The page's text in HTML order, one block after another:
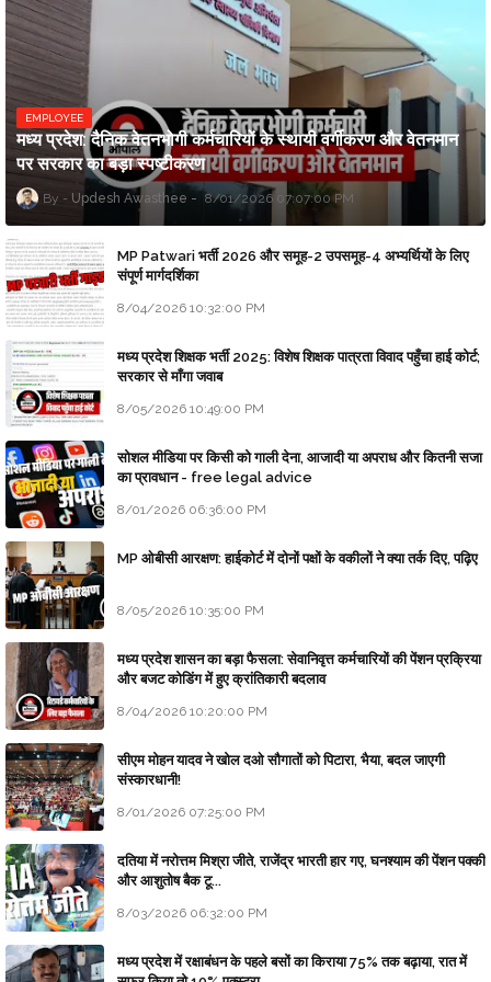
EMPLOYEE
मध्य प्रदेश: दैनिक वेतनभोगी कर्मचारियों के स्थायी वर्गीकरण और वेतनमान
पर सरकार का बड़ा स्पष्टीकरण
Updesh Awasthee 8/01/2026 07:07:00 PM
MP Patwari भर्ती 2026 और समूह-2 उपसमूह-4 अभ्यर्थियों के लिए
संपूर्ण मार्गदर्शिका
8/04/2026 10:32:00 PM
मध्य प्रदेश शिक्षक भर्ती 2025: विशेष शिक्षक पात्रता विवाद पहुँचा हाई कोर्ट;
सरकार से माँगा जवाब
8/05/2026 10:49:00 PM
सोशल मीडिया पर किसी को गाली देना, आजादी या अपराध और कितनी सजा
का प्रावधान - free legal advice
8/01/2026 06:36:00 PM
MP ओबीसी आरक्षण: हाईकोर्ट में दोनों पक्षों के वकीलों ने क्या तर्क दिए, पढ़िए
8/05/2026 10:35:00 PM
मध्य प्रदेश शासन का बड़ा फैसला: सेवानिवृत्त कर्मचारियों की पेंशन प्रक्रिया
और बजट कोडिंग में हुए क्रांतिकारी बदलाव
8/04/2026 10:20:00 PM
सीएम मोहन यादव ने खोल दओ सौगातों को पिटारा, भैया, बदल जाएगी
संस्कारधानी!
8/01/2026 07:25:00 PM
दतिया में नरोत्तम मिश्रा जीते, राजेंद्र भारती हार गए, घनश्याम की पेंशन पक्की
और आशुतोष बैक टू...
8/03/2026 06:32:00 PM
मध्य प्रदेश में रक्षाबंधन के पहले बसों का किराया 75% तक बढ़ाया, रात में